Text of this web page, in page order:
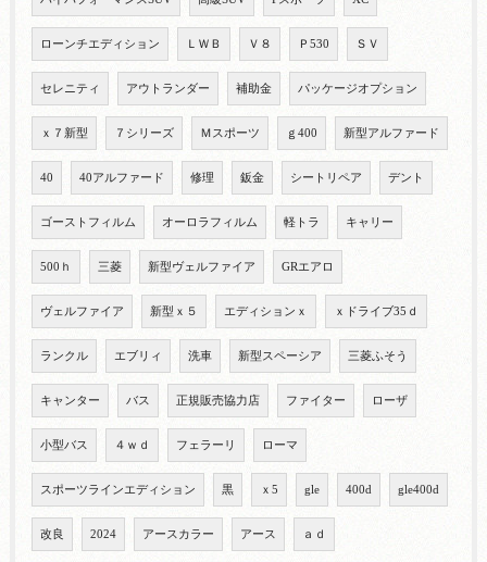
ローンチエディション ＬＷＢ Ｖ８ Ｐ530 ＳＶ
セレニティ アウトランダー 補助金 パッケージオプション
ｘ７新型 ７シリーズ Ｍスポーツ ｇ400 新型アルファード
40 40アルファード 修理 鈑金 シートリペア デント
ゴーストフィルム オーロラフィルム 軽トラ キャリー
500ｈ 三菱 新型ヴェルファイア GRエアロ
ヴェルファイア 新型ｘ５ エディションｘ ｘドライブ35ｄ
ランクル エブリィ 洗車 新型スペーシア 三菱ふそう
キャンター バス 正規販売協力店 ファイター ローザ
小型バス ４ｗｄ フェラーリ ローマ
スポーツラインエディション 黒 ｘ5 gle 400d gle400d
改良 2024 アースカラー アース ａｄ